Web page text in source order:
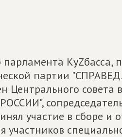
КуZбасса,
партии
Центрального совета
участие в сборе и
участников